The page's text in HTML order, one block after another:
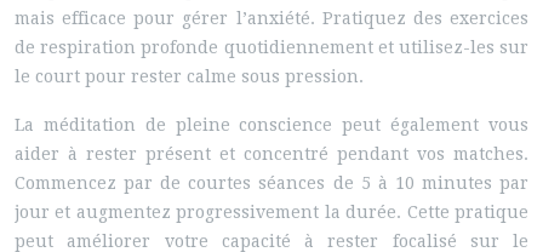
mais efficace pour gérer l’anxiété. Pratiquez des exercices
de respiration profonde quotidiennement et utilisez-les sur
le court pour rester calme sous pression.
La méditation de pleine conscience peut également vous
aider à rester présent et concentré pendant vos matches.
Commencez par de courtes séances de 5 à 10 minutes par
jour et augmentez progressivement la durée. Cette pratique
peut améliorer votre capacité à rester focalisé sur le